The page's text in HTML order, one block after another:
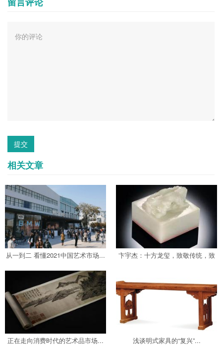
提交
相关文章
从一到二 看懂2021中国艺术市场...
卞宇杰：十方龙玺，致敬传统，致
正在走向消费时代的艺术品市场... 浅谈明式家具的“复兴”...